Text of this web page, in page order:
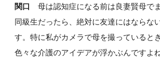
関口
母は認知症になる前は良妻賢母で
同級生だったら、絶対に友達にはならな
す。特に私がカメラで母を撮っていると
色々な介護のアイデアが浮かぶんですよね